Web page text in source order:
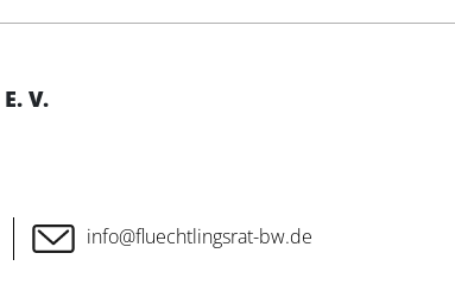
V.
info@fluechtlingsrat-bw.de